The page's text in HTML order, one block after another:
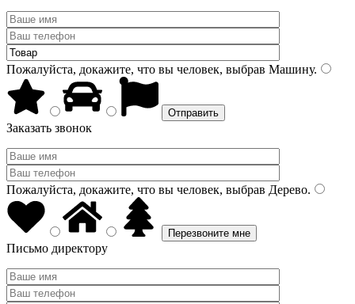
Пожалуйста, докажите, что вы человек, выбрав Машину.
Заказать звонок
Пожалуйста, докажите, что вы человек, выбрав Дерево.
Письмо директору